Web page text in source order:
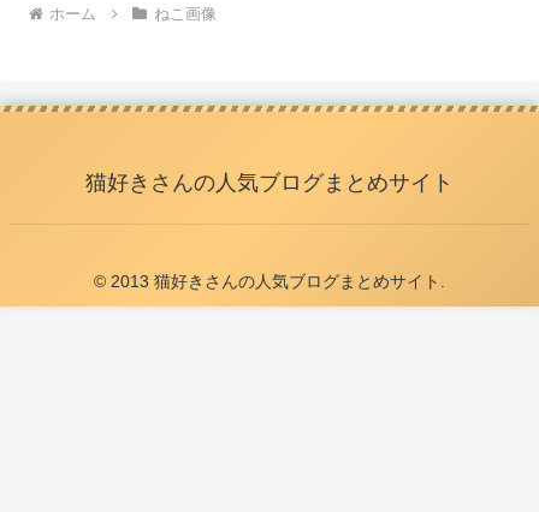
ホーム ねこ画像
猫好きさんの人気ブログまとめサイト
© 2013 猫好きさんの人気ブログまとめサイト.